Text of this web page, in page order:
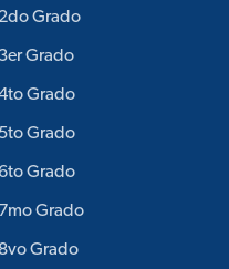
2do Grado
3er Grado
Grado
5to Grado
Grado
7mo Grado
8vo Grado